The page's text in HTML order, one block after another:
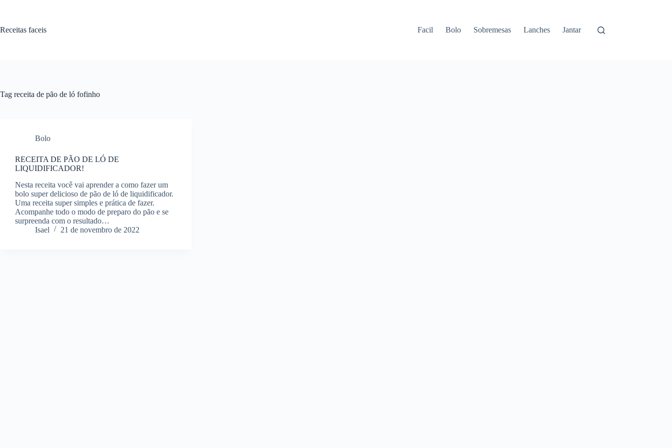
conteúdo
Receitas faceis Facil Bolo Sobremesas Lanches Jantar
Tag receita de pão de ló fofinho
Bolo
RECEITA DE PÃO DE LÓ DE
LIQUIDIFICADOR!
Nesta receita você vai aprender a como fazer um
bolo super delicioso de pão de ló de liquidificador.
Uma receita super simples e prática de fazer.
Acompanhe todo o modo de preparo do pão e se
surpreenda com o resultado…
Isael
21 de novembro de 2022